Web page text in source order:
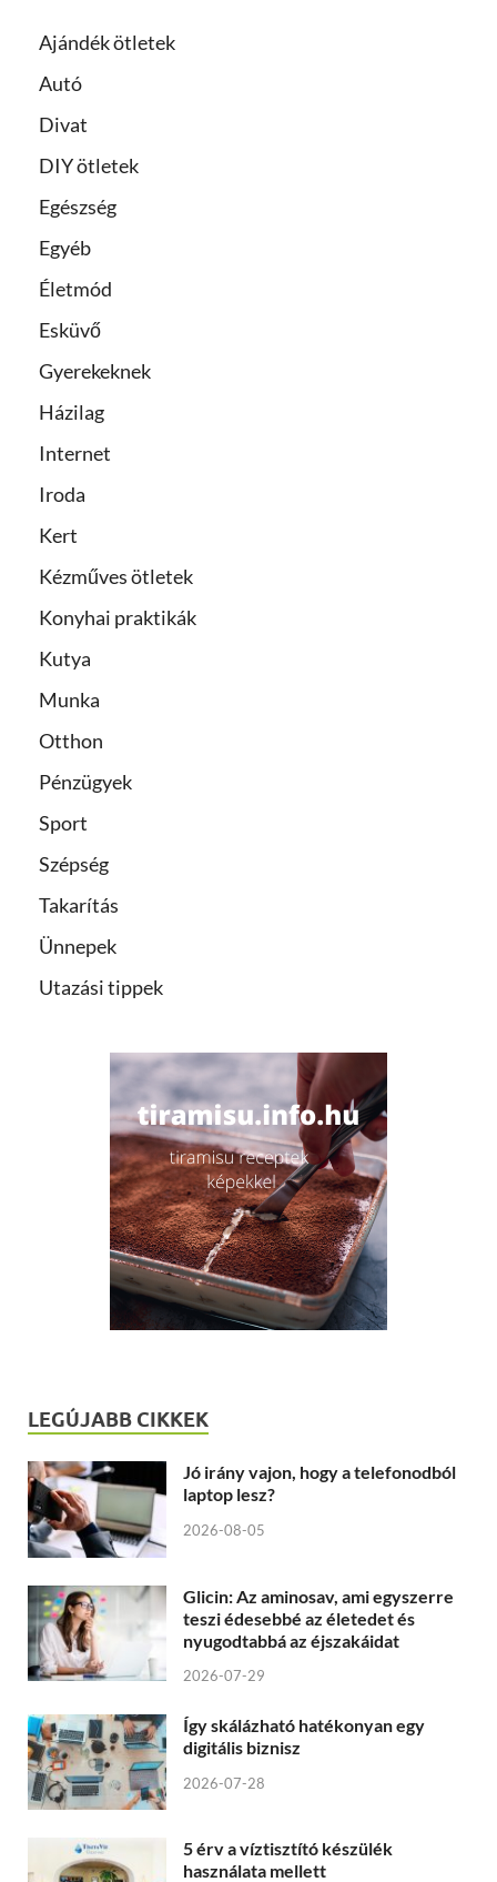
Ajándék ötletek
Autó
Divat
DIY ötletek
Egészség
Egyéb
Életmód
Esküvő
Gyerekeknek
Házilag
Internet
Iroda
Kert
Kézműves ötletek
Konyhai praktikák
Kutya
Munka
Otthon
Pénzügyek
Sport
Szépség
Takarítás
Ünnepek
Utazási tippek
LEGÚJABB CIKKEK
Jó irány vajon, hogy a telefonodból
laptop lesz?
2026-08-05
Glicin: Az aminosav, ami egyszerre
teszi édesebbé az életedet és
nyugodtabbá az éjszakáidat
2026-07-29
Így skálázható hatékonyan egy
digitális biznisz
2026-07-28
5 érv a víztisztító készülék
használata mellett